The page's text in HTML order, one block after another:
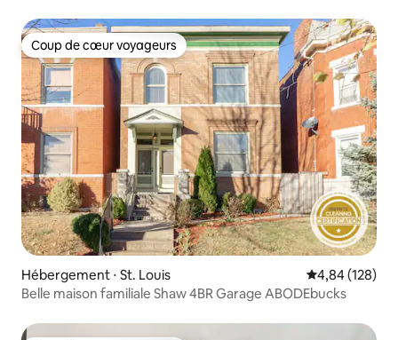
Coup de cœur voyageurs
Coup de cœur voyageurs
Hébergement ⋅ St. Louis Évaluation
4,84 (128)
Belle maison familiale Shaw 4BR Garage ABODEbucks